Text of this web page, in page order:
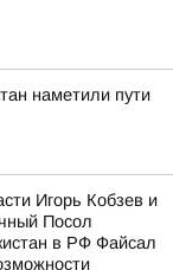
наметили пути
Игорь Кобзев и
Посол
в РФ Файсал